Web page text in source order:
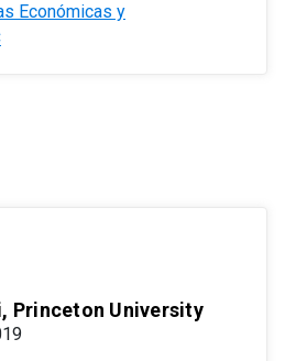
Económicas y
Princeton University